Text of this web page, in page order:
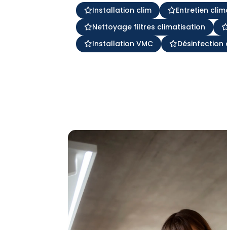
Installation clim
Entretien
Nettoyage filtres climatisation
Installation VMC